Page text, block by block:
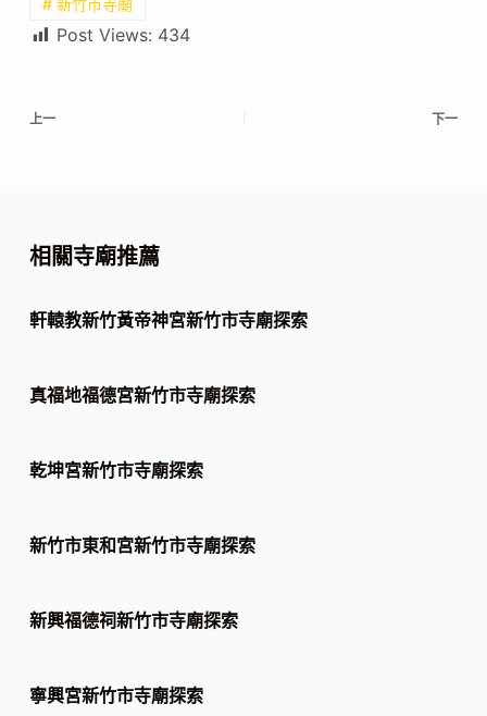
# 新竹市寺廟
Post Views: 434
上一 下一
相關寺廟推薦
軒轅教新竹黃帝神宮新竹市寺廟探索
真福地福德宮新竹市寺廟探索
乾坤宮新竹市寺廟探索
新竹市東和宮新竹市寺廟探索
新興福德祠新竹市寺廟探索
寧興宮新竹市寺廟探索